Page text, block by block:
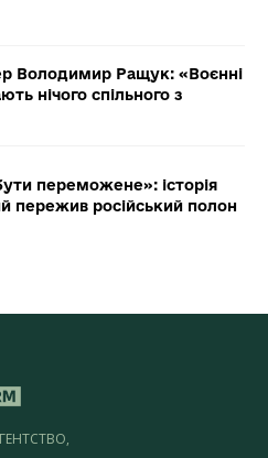
Володимир Ращук: «Воєнні
нічого спільного з
переможене»: історія
пережив російський полон